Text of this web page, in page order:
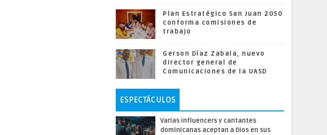
Plan Estratégico San Juan 2050
conforma comisiones de
trabajo
Gerson Díaz Zabala, nuevo
director general de
Comunicaciones de la UASD
ESPECTÁCULOS
Varias influencers y cantantes
dominicanas aceptan a Dios en sus